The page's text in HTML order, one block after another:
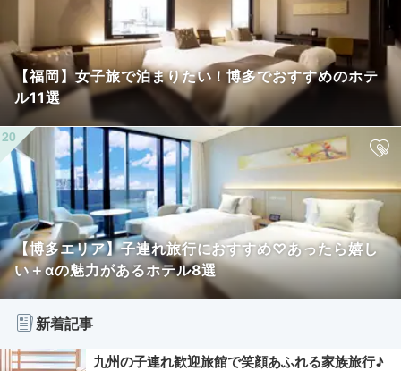
【福岡】女子旅で泊まりたい！博多でおすすめのホテ
ル11選
【博多エリア】子連れ旅行におすすめ♡あったら嬉し
い＋αの魅力があるホテル8選
新着記事
九州の子連れ歓迎旅館で笑顔あふれる家族旅行♪